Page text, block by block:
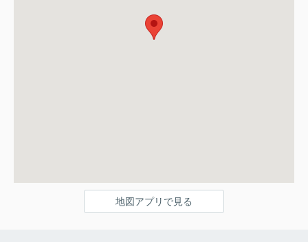
地図アプリで見る